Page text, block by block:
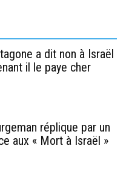
a dit non à Israël
il le paye cher
réplique par un
aux « Mort à Israël »